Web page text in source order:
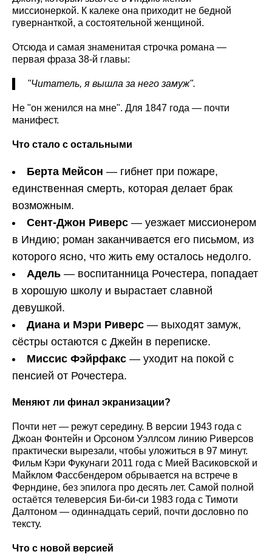
миссионеркой. К калеке она приходит не бедной
гувернанткой, а состоятельной женщиной.
Отсюда и самая знаменитая строчка романа —
первая фраза 38-й главы:
"Читатель, я вышла за него замуж".
Не "он женился на мне". Для 1847 года — почти
манифест.
Что стало с остальными
Берта Мейсон — гибнет при пожаре,
единственная смерть, которая делает брак
возможным.
Сент-Джон Риверс — уезжает миссионером
в Индию; роман заканчивается его письмом, из
которого ясно, что жить ему осталось недолго.
Адель — воспитанница Рочестера, попадает
в хорошую школу и вырастает славной
девушкой.
Диана и Мэри Риверс — выходят замуж,
сёстры остаются с Джейн в переписке.
Миссис Фэйрфакс — уходит на покой с
пенсией от Рочестера.
Меняют ли финал экранизации?
Почти нет — режут середину. В версии 1943 года с
Джоан Фонтейн и Орсоном Уэллсом линию Риверсов
практически вырезали, чтобы уложиться в 97 минут.
Фильм Кэри Фукунаги 2011 года с Мией Васиковской и
Майклом Фассбендером обрывается на встрече в
Ферндине, без эпилога про десять лет. Самой полной
остаётся телеверсия Би-би-си 1983 года с Тимоти
Далтоном — одиннадцать серий, почти дословно по
тексту.
Что с новой версией